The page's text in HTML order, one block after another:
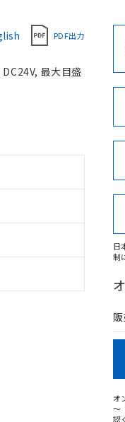
PDF出力
最大目盛
日
制
オ
～
認